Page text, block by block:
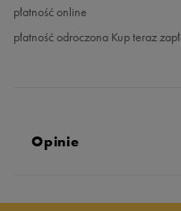
płatność online
płatność odroczona Kup teraz
Opinie